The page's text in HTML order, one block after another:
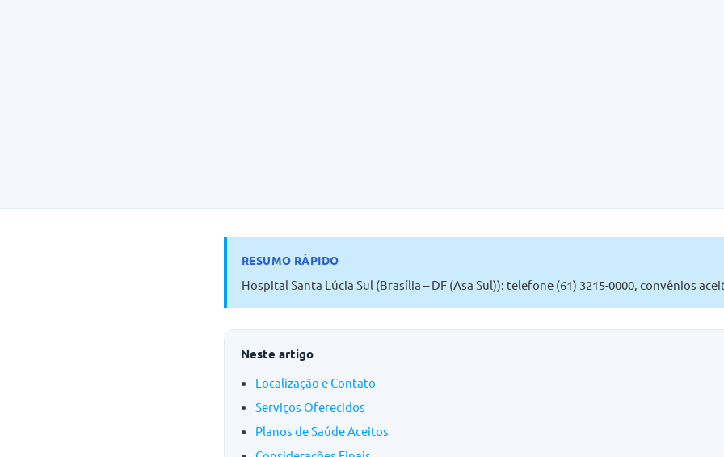
RESUMO RÁPIDO
Hospital Santa Lúcia Sul (Brasília – DF (Asa Sul)): telefone (61) 3215-0000, convênios
Neste artigo
Localização e Contato
Serviços Oferecidos
Planos de Saúde Aceitos